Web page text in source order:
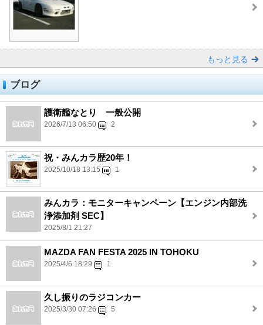
もっと見る
ブログ
護衛艦なとり 一般公開
2026/7/13 06:50 2
祝・みんカラ歴20年！
2025/10/18 13:15 1
みんカラ：モニターキャンペーン【エンジン内部洗
浄添加剤 SEC】
2025/8/1 21:27
MAZDA FAN FESTA 2025 IN TOHOKU
2025/4/6 18:29 1
久し振りのラジコンカー
2025/3/30 07:26 5